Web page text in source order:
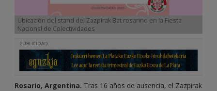
Ubicación del stand del Zazpirak Bat rosarino en la Fiesta
Nacional de Colectividades
PUBLICIDAD
Rosario, Argentina. Tras 16 años de ausencia, el Zazpirak